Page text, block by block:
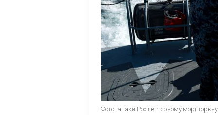
Фото: атаки Росії в Чорному морі